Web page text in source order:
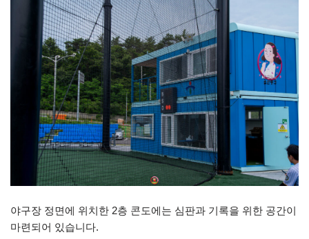
야구장 정면에 위치한 2층 콘도에는 심판과 기록을 위한 공간이
마련되어 있습니다.